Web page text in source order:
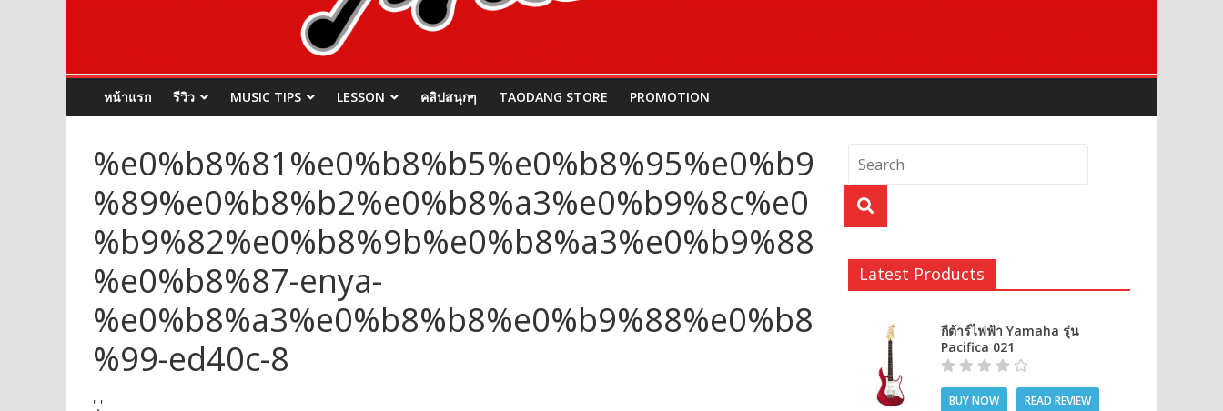
หน้าแรก รีวิว MUSIC TIPS LESSON คลิปสนุกๆ TAODANG STORE PROMOTION
%e0%b8%81%e0%b8%b5%e0%b8%95%e0%b9
%89%e0%b8%b2%e0%b8%a3%e0%b9%8c%e0
%b9%82%e0%b8%9b%e0%b8%a3%e0%b9%88
%e0%b8%87-enya-
%e0%b8%a3%e0%b8%b8%e0%b9%88%e0%b8
%99-ed40c-8
','
Latest Products
กีต้าร์ไฟฟ้า Yamaha รุ่น
Pacifica 021
BUY NOW READ REVIEW